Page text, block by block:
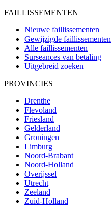
FAILLISSEMENTEN
Nieuwe faillissementen
Gewijzigde faillissementen
Alle faillissementen
Surseances van betaling
Uitgebreid zoeken
PROVINCIES
Drenthe
Flevoland
Friesland
Gelderland
Groningen
Limburg
Noord-Brabant
Noord-Holland
Overijssel
Utrecht
Zeeland
Zuid-Holland